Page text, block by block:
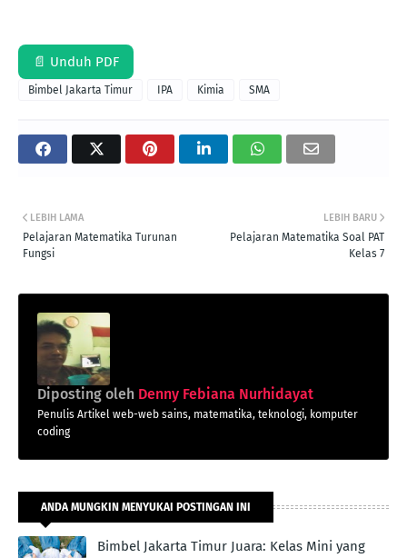
📄 Unduh PDF
Bimbel Jakarta Timur IPA Kimia SMA
LEBIH BARU
Pelajaran Matematika Soal PAT
Kelas 7
LEBIH LAMA
Pelajaran Matematika Turunan
Fungsi
Diposting oleh Denny Febiana Nurhidayat
Penulis Artikel web-web sains, matematika, teknologi, komputer
coding
ANDA MUNGKIN MENYUKAI POSTINGAN INI
Bimbel Jakarta Timur Juara: Kelas Mini yang